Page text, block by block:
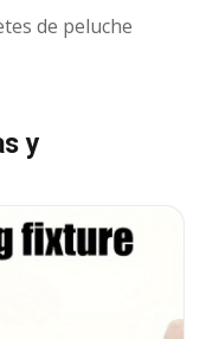
de peluche
y